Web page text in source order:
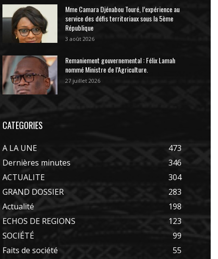
Mme Camara Djénabou Touré, l’expérience au
service des défis territoriaux sous la 5ème
République
3 août 2026
Remaniement gouvernemental : Félix Lamah
nommé Ministre de l’Agriculture.
27 juillet 2026
CATEGORIES
A LA UNE
473
Dernières minutes
346
ACTUALITE
304
GRAND DOSSIER
283
Actualité
198
ECHOS DE REGIONS
123
SOCIÉTÉ
99
Faits de société
55